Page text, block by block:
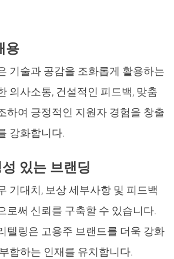
용
기술과 공감을 조화롭게 활용하는
의사소통, 건설적인 피드백, 맞춤
하여 긍정적인 지원자 경험을 창출
강화합니다.
있는 브랜딩
기대치, 보상 세부사항 및 피드백
로써 신뢰를 구축할 수 있습니다.
텔링은 고용주 브랜드를 더욱 강화
합하는 인재를 유치합니다.